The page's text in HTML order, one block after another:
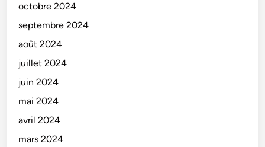
octobre 2024
septembre 2024
août 2024
juillet 2024
juin 2024
mai 2024
avril 2024
mars 2024